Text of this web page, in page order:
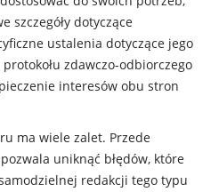
szczegóły dotyczące
ustalenia dotyczące jego
zdawczo-odbiorczego
interesów obu stron
ma wiele zalet. Przede
uniknąć błędów, które
redakcji tego typu